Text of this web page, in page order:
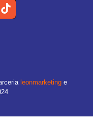
leonmarketing e